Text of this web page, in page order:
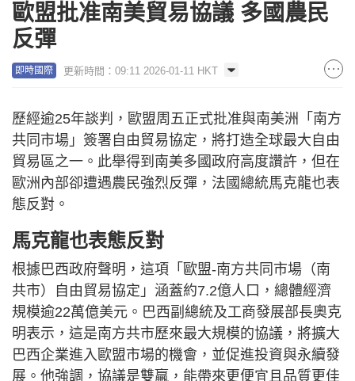
歐盟批准南美貿易協議 多國農民
反彈
即時國際 更新時間：09:11 2026-01-11 HKT
歷經逾25年談判，歐盟周五正式批准與南美洲「南方
共同市場」簽署自由貿易協定，將打造全球最大自由
貿易區之一。此舉得到南美多國政府高度讚許，但在
歐洲內部卻遭遇農民強烈反彈，法國總統馬克龍也表
態反對。
馬克龍也表態反對
根據巴西政府聲明，這項「歐盟-南方共同市場（南
共市）自由貿易協定」涵蓋約7.2億人口，總體經濟
規模逾22萬億美元。巴西副總統及工商發展部長奧克
明表示，這是南方共市歷來最大規模的協議，將擴大
巴西企業進入歐盟市場的機會，並促進投資與永續發
展。他強調，協議是雙贏，能帶來更便宜且品質更佳